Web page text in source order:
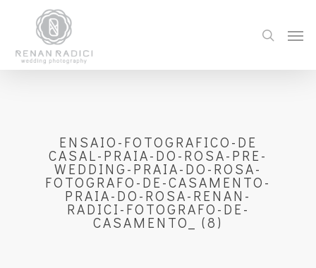
ENSAIO-FOTOGRAFICO-DE
CASAL-PRAIA-DO-ROSA-PRE-
WEDDING-PRAIA-DO-ROSA-
FOTOGRAFO-DE-CASAMENTO-
PRAIA-DO-ROSA-RENAN-
RADICI-FOTOGRAFO-DE-
CASAMENTO_ (8)